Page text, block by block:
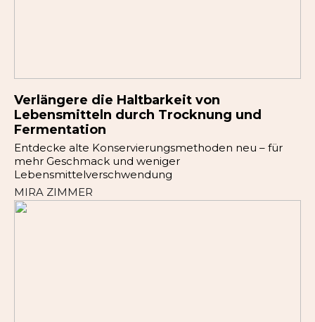
Verlängere die Haltbarkeit von
Lebensmitteln durch Trocknung und
Fermentation
Entdecke alte Konservierungsmethoden neu – für
mehr Geschmack und weniger
Lebensmittelverschwendung
MIRA ZIMMER